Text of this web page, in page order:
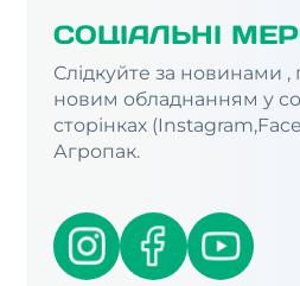
СОЦІАЛЬНІ
Слідкуйте за новинами ,
новим обладнанням у
сторінках
Агропак.